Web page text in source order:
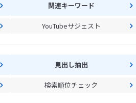
関連キーワード
YouTubeサジェスト
見出し抽出
検索順位チェック